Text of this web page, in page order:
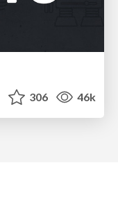
306 46k